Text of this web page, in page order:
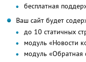
бесплатная
Ваш сайт будет
до 10 статичных
модуль «Новости
модуль «Обратная